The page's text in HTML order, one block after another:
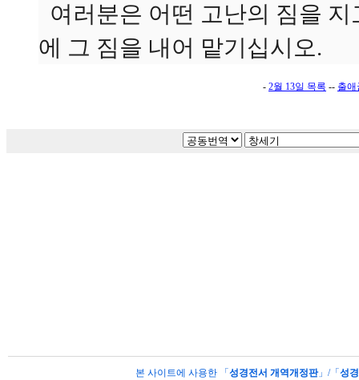
여러분은 어떤 고난의 짐을
에 그 짐을 내어 맡기십시오.
- 2월 13일 목록 -- 출애
본 사이트에 사용한 「 성경전서 개역개정판」/「 성